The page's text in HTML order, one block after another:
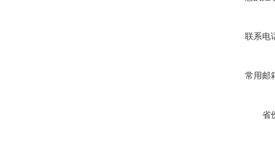
联系电
常用邮
省